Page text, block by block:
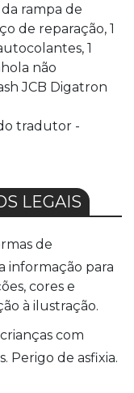
rampa de
de reparação, 1
1
não
JCB Digatron
tradutor -
LEGAIS
de
informação para
cores e
à ilustração.
com
Perigo de asfixia.